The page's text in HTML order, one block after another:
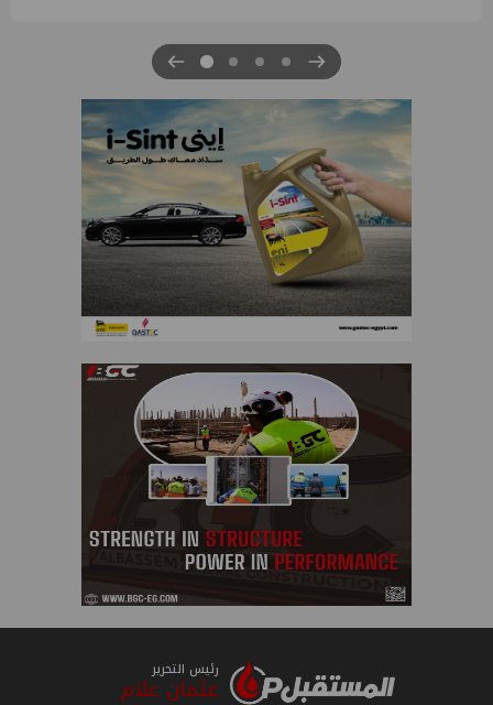
رئيس التحرير
عثمان علام